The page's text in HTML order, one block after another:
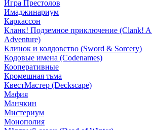
Игра Престолов
Имаджинариум
Каркассон
Кланк! Подземное приключение (Clank!
Adventure)
Клинок и колдовство (Sword & Sorcery)
Кодовые имена (Codenames)
Кооперативные
Кромешная тьма
КвестМастер (Deckscape)
Мафия
Манчкин
Мистериум
Монополия